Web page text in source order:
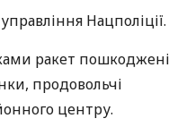
Нацполіції.
ракет пошкоджені
продовольчі
центру.